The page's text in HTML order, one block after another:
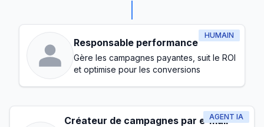
HUMAIN
Responsable performance
Gère les campagnes payantes, suit le ROI
et optimise pour les conversions
AGENT IA
Créateur de campagnes par e-mail